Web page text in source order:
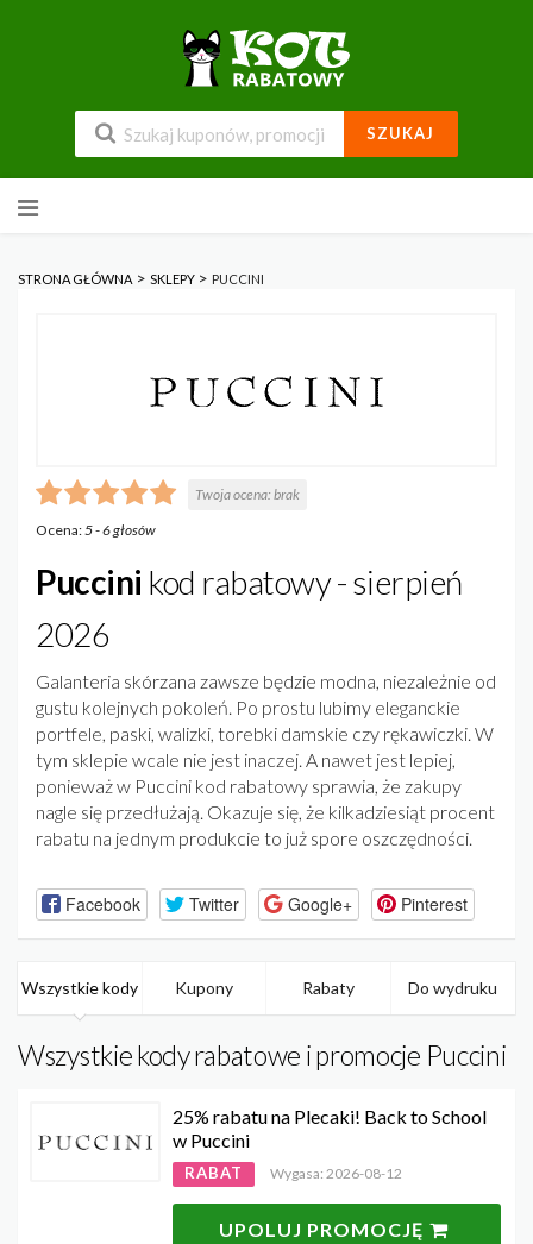
SZUKAJ
do
STRONA GŁÓWNA > SKLEPY > PUCCINI
Twoja ocena:brak
Ocena:5-6głosów
Puccini kod rabatowy - sierpień
2026
Galanteria skórzana zawsze będzie modna, niezależnie od
gustu kolejnych pokoleń. Po prostu lubimy eleganckie
portfele, paski, walizki, torebki damskie czy rękawiczki. W
tym sklepie wcale nie jest inaczej. A nawet jest lepiej,
ponieważ w Puccini kod rabatowy sprawia, że zakupy
nagle się przedłużają. Okazuje się, że kilkadziesiąt procent
rabatu na jednym produkcie to już spore oszczędności.
Facebook Twitter Google+ Pinterest
Wszystkie kody Kupony Rabaty Do wydruku
Wszystkie kody rabatowe i promocje Puccini
25% rabatu na Plecaki! Back to School
w Puccini
RABAT Wygasa: 2026-08-12
UPOLUJ PROMOCJĘ